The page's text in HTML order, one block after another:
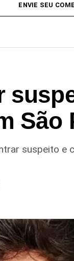
ENVIE SEU
São
suspeito